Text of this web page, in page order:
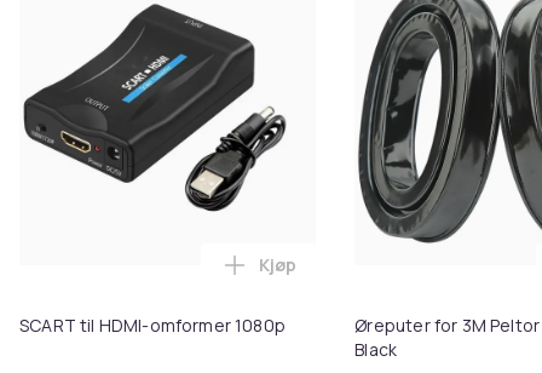
SCART til HDMI-omformer 1080p
Legg SCART til HDMI-omformer
Kjøp
Øreputer for 3M Peltor
Black